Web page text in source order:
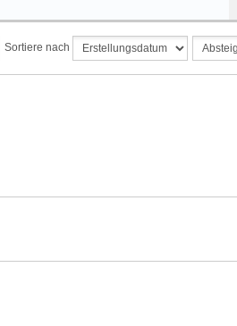
Sortiere nach